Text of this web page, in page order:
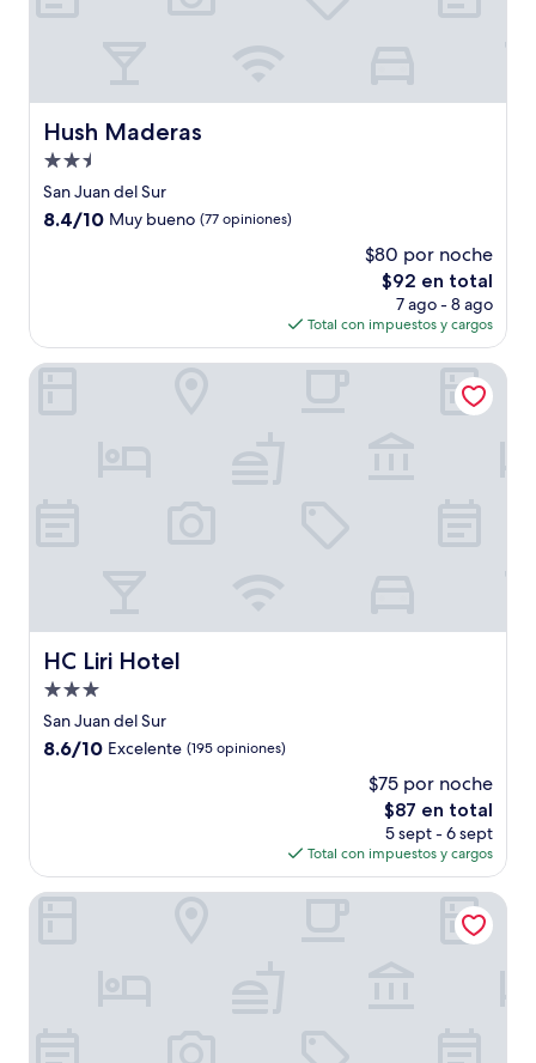
Hush Maderas
Hush Maderas
Propiedad
de
2.5
San Juan del Sur
8.4
opiniones)
8.4/10 Muy bueno (77 opiniones)
$80 por noche
El
precio
actual
es
de
$92 en total
7 ago - 8 ago
Total con impuestos y cargos
HC Liri Hotel
HC Liri Hotel
Propiedad
de
3.0
San Juan del Sur
8.6
8.6/10 Excelente (195 opiniones)
$75 por noche
El
precio
actual
es
de
$87 en total
5 sept - 6 sept
Total con impuestos y cargos
HC Liri Hotel
Casa Cha Cha Cha B&B